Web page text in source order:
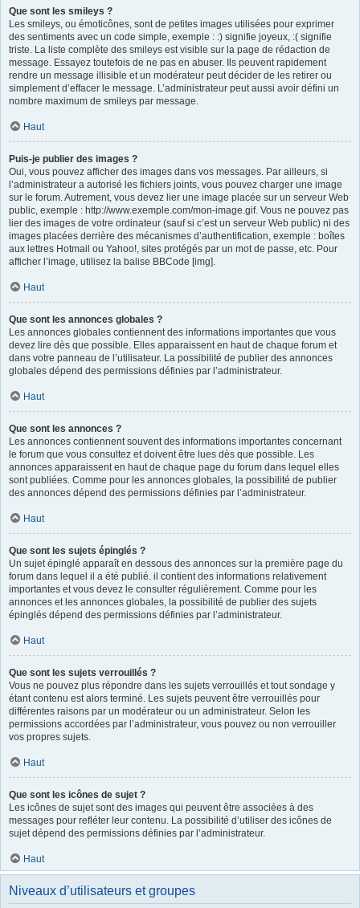
Que sont les smileys ?
Les smileys, ou émoticônes, sont de petites images utilisées pour exprimer
des sentiments avec un code simple, exemple : :) signifie joyeux, :( signifie
triste. La liste complète des smileys est visible sur la page de rédaction de
message. Essayez toutefois de ne pas en abuser. Ils peuvent rapidement
rendre un message illisible et un modérateur peut décider de les retirer ou
simplement d’effacer le message. L’administrateur peut aussi avoir défini un
nombre maximum de smileys par message.
Haut
Puis-je publier des images ?
Oui, vous pouvez afficher des images dans vos messages. Par ailleurs, si
l’administrateur a autorisé les fichiers joints, vous pouvez charger une image
sur le forum. Autrement, vous devez lier une image placée sur un serveur Web
public, exemple : http://www.exemple.com/mon-image.gif. Vous ne pouvez pas
lier des images de votre ordinateur (sauf si c’est un serveur Web public) ni des
images placées derrière des mécanismes d’authentification, exemple : boîtes
aux lettres Hotmail ou Yahoo!, sites protégés par un mot de passe, etc. Pour
afficher l’image, utilisez la balise BBCode [img].
Haut
Que sont les annonces globales ?
Les annonces globales contiennent des informations importantes que vous
devez lire dès que possible. Elles apparaissent en haut de chaque forum et
dans votre panneau de l’utilisateur. La possibilité de publier des annonces
globales dépend des permissions définies par l’administrateur.
Haut
Que sont les annonces ?
Les annonces contiennent souvent des informations importantes concernant
le forum que vous consultez et doivent être lues dès que possible. Les
annonces apparaissent en haut de chaque page du forum dans lequel elles
sont publiées. Comme pour les annonces globales, la possibilité de publier
des annonces dépend des permissions définies par l’administrateur.
Haut
Que sont les sujets épinglés ?
Un sujet épinglé apparaît en dessous des annonces sur la première page du
forum dans lequel il a été publié. il contient des informations relativement
importantes et vous devez le consulter régulièrement. Comme pour les
annonces et les annonces globales, la possibilité de publier des sujets
épinglés dépend des permissions définies par l’administrateur.
Haut
Que sont les sujets verrouillés ?
Vous ne pouvez plus répondre dans les sujets verrouillés et tout sondage y
étant contenu est alors terminé. Les sujets peuvent être verrouillés pour
différentes raisons par un modérateur ou un administrateur. Selon les
permissions accordées par l’administrateur, vous pouvez ou non verrouiller
vos propres sujets.
Haut
Que sont les icônes de sujet ?
Les icônes de sujet sont des images qui peuvent être associées à des
messages pour refléter leur contenu. La possibilité d’utiliser des icônes de
sujet dépend des permissions définies par l’administrateur.
Haut
Niveaux d’utilisateurs et groupes